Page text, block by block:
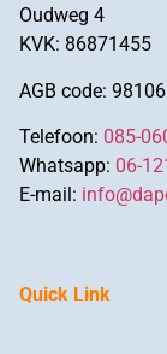
KVK: 86871455
AGB code:
Telefoon: 085-
Whatsapp: 06-
E-mail:
Quick Link